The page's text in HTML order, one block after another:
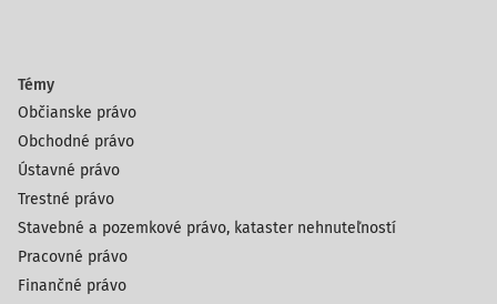
Témy
Občianske právo
Obchodné právo
Ústavné právo
Trestné právo
Stavebné a pozemkové právo, kataster nehnuteľností
Pracovné právo
Finančné právo